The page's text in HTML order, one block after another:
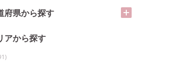
府県から探す
アから探す
)